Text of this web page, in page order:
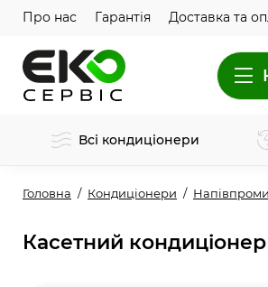
Про нас Гарантія Доставка та
Всі кондиціонери
Головна Кондиціонери
Касетний